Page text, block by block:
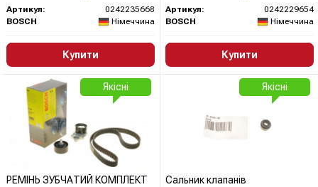
Артикул:
0242235668
BOSCH
Німеччина
Купити
Артикул:
0242229654
BOSCH
Німеччина
Купити
РЕМІНЬ ЗУБЧАТИЙ КОМПЛЕКТ
Якісні
Сальник клапанів
Якісні